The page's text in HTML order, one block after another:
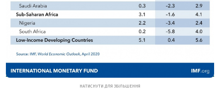
НАТИСНУТИ ДЛЯ ЗБІЛЬШЕННЯ